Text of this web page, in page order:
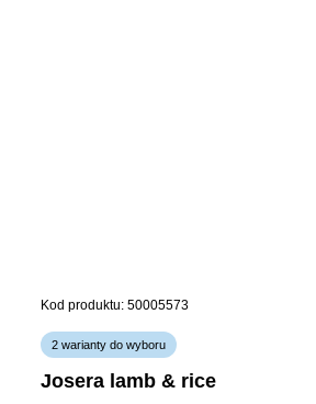
Kod produktu: 50005573
2 warianty do wyboru
josera lamb & rice